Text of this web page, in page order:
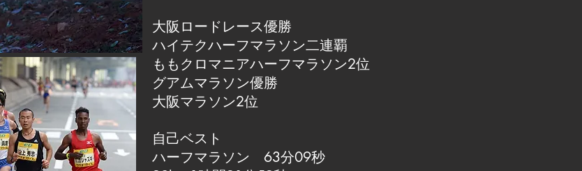
大阪ロードレース優勝
ハイテクハーフマラソン二連覇
ももクロマニアハーフマラソン2位
グアムマラソン優勝
大阪マラソン2位
自己ベスト
ハーフマラソン 63分09秒